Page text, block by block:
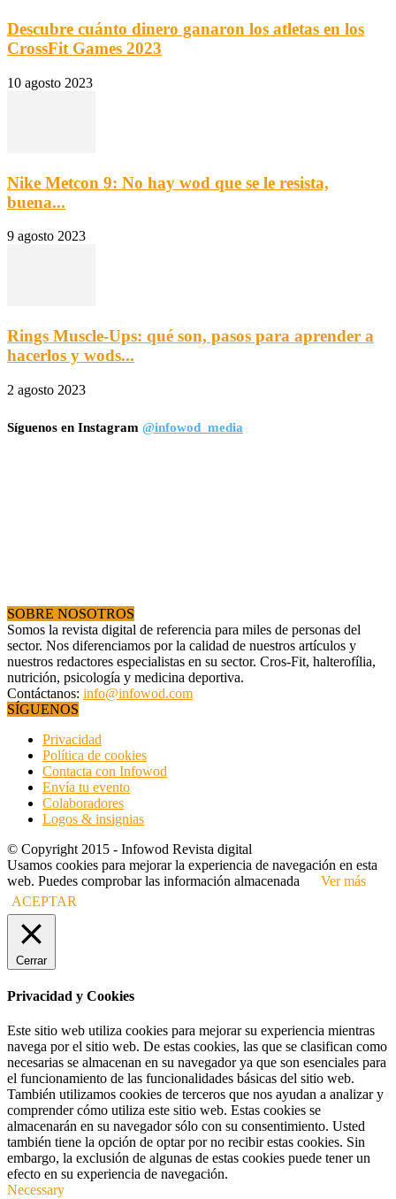
Descubre cuánto dinero ganaron los atletas en los
CrossFit Games 2023
10 agosto 2023
Nike Metcon 9: No hay wod que se le resista,
buena...
9 agosto 2023
Rings Muscle-Ups: qué son, pasos para aprender a
hacerlos y wods...
2 agosto 2023
Síguenos en Instagram @infowod_media
SOBRE NOSOTROS
Somos la revista digital de referencia para miles de personas del
sector. Nos diferenciamos por la calidad de nuestros artículos y
nuestros redactores especialistas en su sector. Cros-Fit, halterofília,
nutrición, psicología y medicina deportiva.
Contáctanos: info@infowod.com
SÍGUENOS
Privacidad
Política de cookies
Contacta con Infowod
Envía tu evento
Colaboradores
Logos & insignias
© Copyright 2015 - Infowod Revista digital
Usamos cookies para mejorar la experiencia de navegación en esta
web. Puedes comprobar las información almacenada
Ver más
ACEPTAR
Cerrar
Privacidad y Cookies
Este sitio web utiliza cookies para mejorar su experiencia mientras
navega por el sitio web. De estas cookies, las que se clasifican como
necesarias se almacenan en su navegador ya que son esenciales para
el funcionamiento de las funcionalidades básicas del sitio web.
También utilizamos cookies de terceros que nos ayudan a analizar y
comprender cómo utiliza este sitio web. Estas cookies se
almacenarán en su navegador sólo con su consentimiento. Usted
también tiene la opción de optar por no recibir estas cookies. Sin
embargo, la exclusión de algunas de estas cookies puede tener un
efecto en su experiencia de navegación.
Necessary